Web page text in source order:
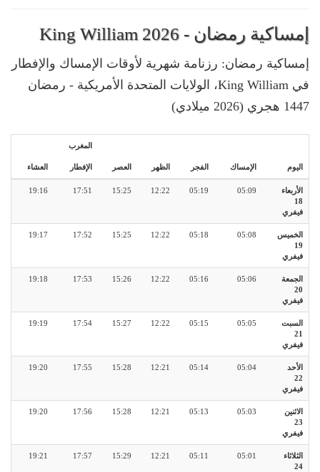
إمساكية رمضان - King William 2026
إمساكية رمضان: رزنامة شهرية لأوقات الإمساك والإفطار
في King William، الولايات المتحدة الأمريكية - رمضان
1447 هجري (2026 ميلادي)
اليوم الإمساك الفجر الظهر العصر
المغرب
الإفطار العشاء
الأربعاء
18
فيفري
05:09
05:19
12:22
15:25
17:51
19:16
الخميس
19
فيفري
05:08
05:18
12:22
15:25
17:52
19:17
الجمعة
20
فيفري
05:06
05:16
12:22
15:26
17:53
19:18
السبت
21
فيفري
05:05
05:15
12:22
15:27
17:54
19:19
الأحد
22
فيفري
05:04
05:14
12:21
15:28
17:55
19:20
الاثنين
23
فيفري
05:03
05:13
12:21
15:28
17:56
19:20
الثلاثاء
24
05:01
05:11
12:21
15:29
17:57
19:21